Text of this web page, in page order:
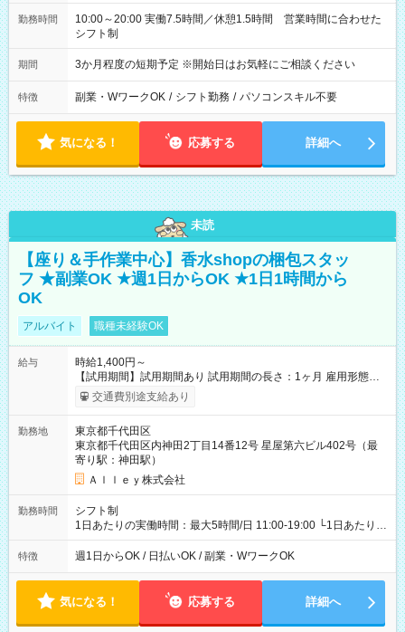
勤務時間
10:00～20:00 実働7.5時間／休憩1.5時間 営業時間に合わせた
シフト制
期間 3か月程度の短期予定 ※開始日はお気軽にご相談ください
特徴 副業・WワークOK / シフト勤務 / パソコンスキル不要
気になる！ 応募する 詳細へ
未読
【座り＆手作業中心】香水shopの梱包スタッ
フ ★副業OK ★週1日からOK ★1日1時間から
OK
アルバイト 職種未経験OK
給与
時給1,400円～
【試用期間】試用期間あり 試用期間の長さ：1ヶ月 雇用形態、
給与は本採用時と同じです。
交通費別途支給あり
勤務地
東京都千代田区
東京都千代田区内神田2丁目14番12号 星屋第六ビル402号（最
寄り駅：神田駅）
Ａｌｌｅｙ株式会社
勤務時間
シフト制
1日あたりの実働時間：最大5時間/日 11:00-19:00 └1日あたりの
実働時間：1-5時間 └上記の時間帯内であれば、いつでも勤務可
能！ └平日・土曜日の中で、お好きな曜日でご勤務いただけま
18:00 などのように、自由な働き方が可能なお仕事です！
特徴 週1日からOK / 日払いOK / 副業・WワークOK
気になる！ 応募する 詳細へ